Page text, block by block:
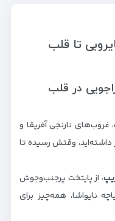
نایروبی تا قلب
در قلب
غروب‌های نارنجی آفریقا و
وقتش رسیده تا
، از پایتخت پرجنب‌وجوش
نایواشا، همه‌چیز برای